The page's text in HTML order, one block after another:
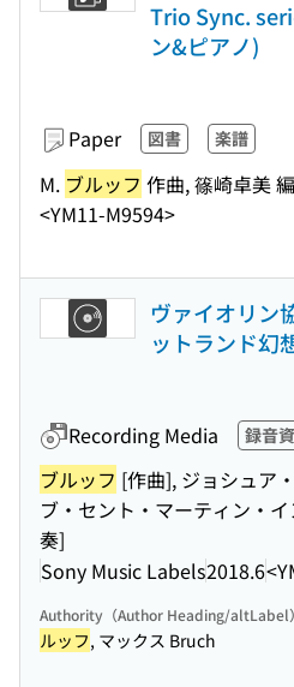
Trio Sync.
ン&ピアノ)
Paper 図書 楽譜
M. ブルッフ 作曲, 篠崎卓美
<YM11-M9594>
ヴァイオリン
ットランド幻
Recording Media 録音
ブルッフ [作曲], ジョシュア
ブ・セント・マーティン・
奏]
Sony Music Labels2018.6
Authority（Author Heading/altLabel）
ルッフ, マックス Bruch